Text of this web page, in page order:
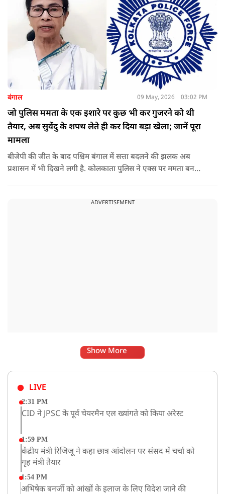
बंगाल 09 May, 2026 03:02 PM
जो पुलिस ममता के एक इशारे पर कुछ भी कर गुजरने को थी
तैयार, अब सुवेंदु के शपथ लेते ही कर दिया बड़ा खेला; जानें पूरा
मामला
बीजेपी की जीत के बाद पश्चिम बंगाल में सत्ता बदलने की झलक अब
प्रशासन में भी दिखने लगी है. कोलकाता पुलिस ने एक्स पर ममता बनर्जी
ADVERTISEMENT
Show More
LIVE
2:31 PM
CID ने JPSC के पूर्व चेयरमैन एल ख्यांगते को किया अरेस्ट
1:59 PM
केंद्रीय मंत्री रिजिजू ने कहा छात्र आंदोलन पर संसद में चर्चा को
गृह मंत्री तैयार
1:54 PM
अभिषेक बनर्जी को आंखों के इलाज के लिए विदेश जाने की